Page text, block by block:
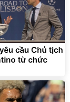
cầu Chủ tịch
từ chức